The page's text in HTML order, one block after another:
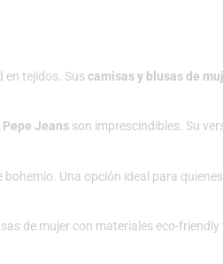
en tejidos. Suscamisas y blusas de
Jeans son imprescindibles. Su
Una opción ideal para
de mujer con materiales eco-friendly